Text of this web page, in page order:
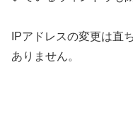
IPアドレスの変更は直
ありません。